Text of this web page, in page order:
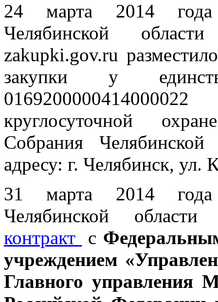
24 марта 2014 года
Челябинской
zakupki.gov.ru
закупки у
круглосуточной
Собрания
адресу: г. Челябинск,
31 марта 2014 года
Челябинской
контракт
с
учреждением
Главного управления